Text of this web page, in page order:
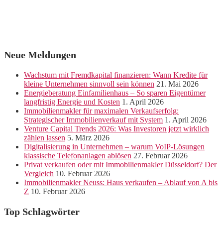
Neue Meldungen
Wachstum mit Fremdkapital finanzieren: Wann Kredite für
kleine Unternehmen sinnvoll sein können 21. Mai 2026
Energieberatung Einfamilienhaus – So sparen Eigentümer
langfristig Energie und Kosten 1. April 2026
Immobilienmakler für maximalen Verkaufserfolg:
Strategischer Immobilienverkauf mit System 1. April 2026
Venture Capital Trends 2026: Was Investoren jetzt wirklich
zählen lassen 5. März 2026
Digitalisierung in Unternehmen – warum VoIP-Lösungen
klassische Telefonanlagen ablösen 27. Februar 2026
Privat verkaufen oder mit Immobilienmakler Düsseldorf? Der
Vergleich 10. Februar 2026
Immobilienmakler Neuss: Haus verkaufen – Ablauf von A bis
Z 10. Februar 2026
Top Schlagwörter